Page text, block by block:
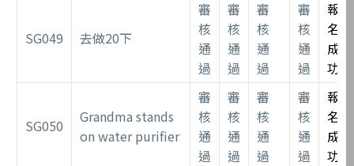
SG049 去做20下
審
核
通
過
審
核
通
過
審
核
通
過
審
核
通
過
報
名
成
功
SG050
Grandma stands
on water purifier
審
核
通
過
審
核
通
過
審
核
通
過
審
核
通
過
報
名
成
功